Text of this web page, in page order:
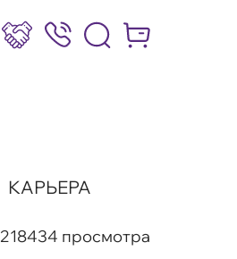
Сотрудничество
8 (800) 777-17-39
Интернет-
КАРЬЕРА
218434 просмотра